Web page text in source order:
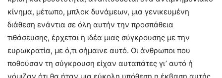
κίνημα, μέτωπο, μπλοκ δυνάμεων, μια γενικευμένη
διάθεση ενάντια σε όλη αυτήν την προσπάθεια
τιθάσευσης, έρχεται η ιδέα μιας σύγκρουσης με την
ευρωκρατία, με ό,τι σήμαινε αυτό. Οι άνθρωποι που
ποθούσαν τη σύγκρουση είχαν αυταπάτες γι’ αυτό ή